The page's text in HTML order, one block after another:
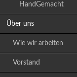
HandGemacht
Über uns
Wie wir arbeiten
Vorstand